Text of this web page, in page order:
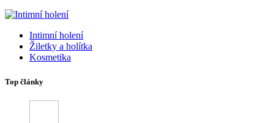
Intimní holení
Žiletky a holítka
Kosmetika
Top články